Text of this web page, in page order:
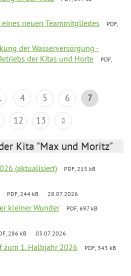
neuen Teammitgliedes
PDF,
der Wasserversorgung -
der Kitas und Horte
PDF,
4 5 6
7
12 13
Kita "Max und Moritz"
(aktualisiert)
PDF, 215 kB
PDF, 244 kB 28.07.2026
kleiner Wunder
PDF, 697 kB
286 kB 03.07.2026
1. Halbjahr 2026
PDF, 343 kB